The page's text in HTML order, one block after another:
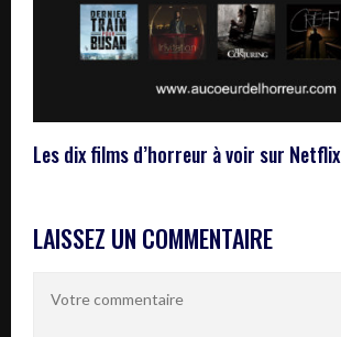
Les dix films d’horreur à voir sur Netflix
LAISSEZ UN COMMENTAIRE